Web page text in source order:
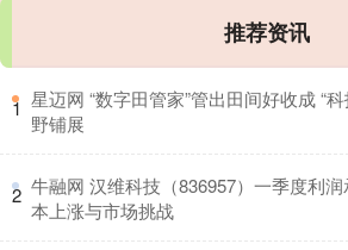
推荐资讯
1 星迈网 “数字田管家”管出田间好收成 “
野铺展
2 牛融网 汉维科技（836957）一季度利
本上涨与市场挑战